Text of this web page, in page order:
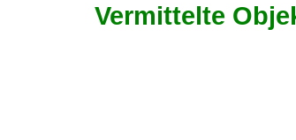
Immobiliensuche+Bild
Vermittelte